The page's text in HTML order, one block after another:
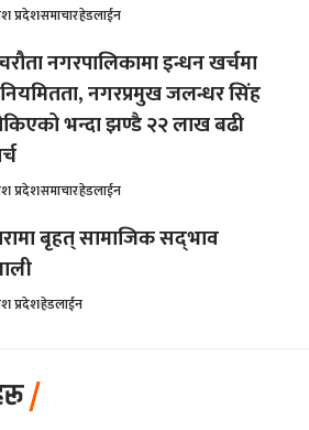
प्रदेशसमाचारहेडलाईन
नगरपालिकामा इन्धन खर्चमा
नगरप्रमुख जलन्धर सिंह
भन्दा झण्डै २२ लाख बढी
प्रदेशसमाचारहेडलाईन
बृहत् सामाजिक सद्‌भाव
प्रदेशहेडलाईन